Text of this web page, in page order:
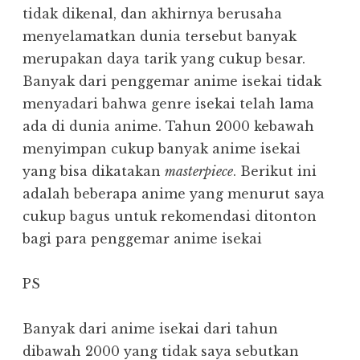
tidak dikenal, dan akhirnya berusaha
menyelamatkan dunia tersebut banyak
merupakan daya tarik yang cukup besar.
Banyak dari penggemar anime isekai tidak
menyadari bahwa genre isekai telah lama
ada di dunia anime. Tahun 2000 kebawah
menyimpan cukup banyak anime isekai
yang bisa dikatakan masterpiece. Berikut ini
adalah beberapa anime yang menurut saya
cukup bagus untuk rekomendasi ditonton
bagi para penggemar anime isekai
PS
Banyak dari anime isekai dari tahun
dibawah 2000 yang tidak saya sebutkan